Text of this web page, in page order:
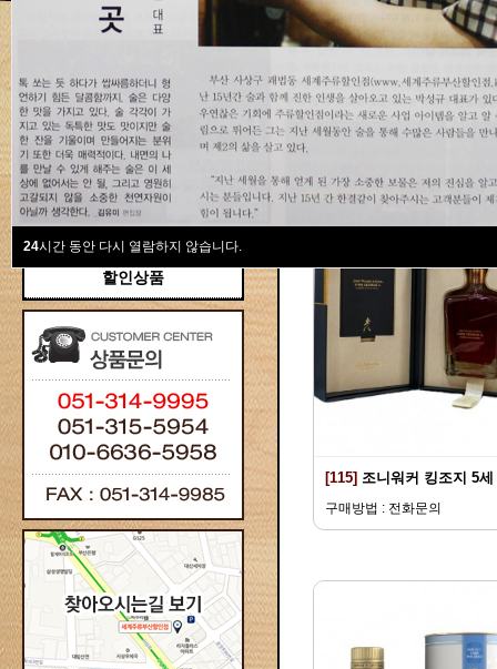
24시간 동안 다시 열람하지 않습니다.
새계주류부산할인점
위스키
브랜디/꼬냑
와인선물세트
와인
선물용
할인상품
Total 115건1 페이지
[115] 조니워커 킹조지 5세
구매방법 : 전화문의